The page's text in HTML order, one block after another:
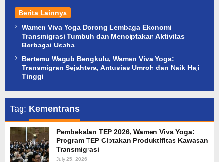
Berita Lainnya
Wamen Viva Yoga Dorong Lembaga Ekonomi
Transmigrasi Tumbuh dan Menciptakan Aktivitas
Berbagai Usaha
Bertemu Wagub Bengkulu, Wamen Viva Yoga:
Transmigran Sejahtera, Antusias Umroh dan Naik Haji
Tinggi
Tag: Kementrans
Pembekalan TEP 2026, Wamen Viva Yoga:
Program TEP Ciptakan Produktifitas Kawasan
Transmigrasi
July 25, 2026